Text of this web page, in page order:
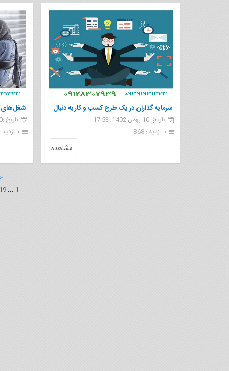
سرمایه گذاران در یک طرح کسب و کار به دنبال
چه چیزی می گردند
تاریخ :10 بهمن 1402, 17:53
بـازدید : 868
مشاهده
ایرانتاریخ :10 بهمن 1402, 15:53
بـازدید : 1 635
1
...
19